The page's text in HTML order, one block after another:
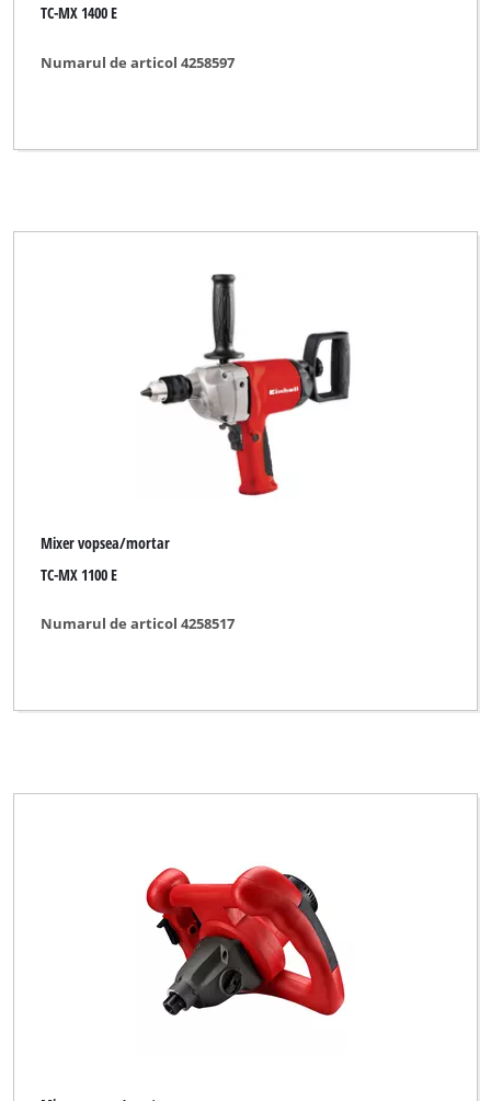
TC-MX 1400 E
Numarul de articol 4258597
Mixer vopsea/mortar
TC-MX 1100 E
Numarul de articol 4258517